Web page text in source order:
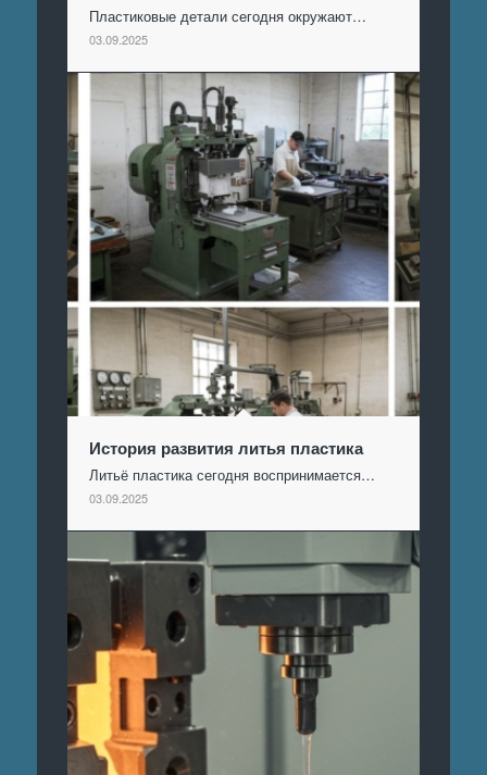
Пластиковые детали сегодня окружают…
03.09.2025
История развития литья пластика
Литьё пластика сегодня воспринимается…
03.09.2025